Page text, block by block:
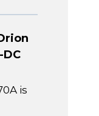
DC
is